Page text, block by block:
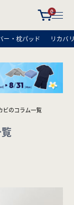
0
ー・枕パッド リカバ
ビのコラム一覧